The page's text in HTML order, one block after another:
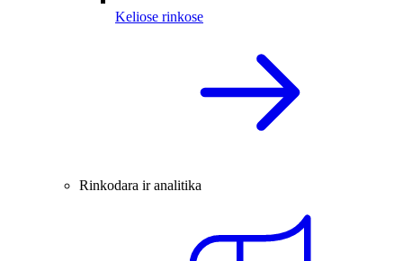
Keliose rinkose
Rinkodara ir analitika